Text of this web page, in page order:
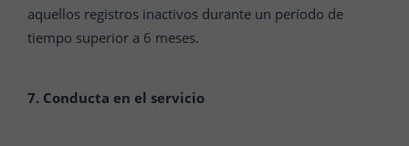
aquellos registros inactivos durante un período de
tiempo superior a 6 meses.
7. Conducta en el servicio